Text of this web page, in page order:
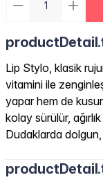
Lip Stylo, klasik
vitamini ile
yapar hem de
kolay sürülür,
Dudaklarda dolgun,